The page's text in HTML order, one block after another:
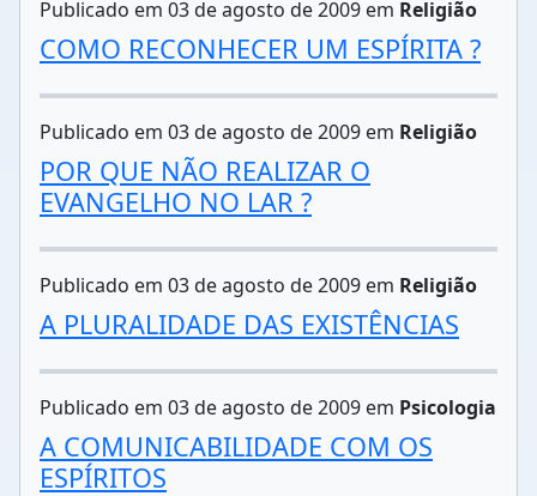
Publicado em 03 de agosto de 2009 em Religião
COMO RECONHECER UM ESPÍRITA ?
Publicado em 03 de agosto de 2009 em Religião
POR QUE NÃO REALIZAR O
EVANGELHO NO LAR ?
Publicado em 03 de agosto de 2009 em Religião
A PLURALIDADE DAS EXISTÊNCIAS
Publicado em 03 de agosto de 2009 em Psicologia
A COMUNICABILIDADE COM OS
ESPÍRITOS